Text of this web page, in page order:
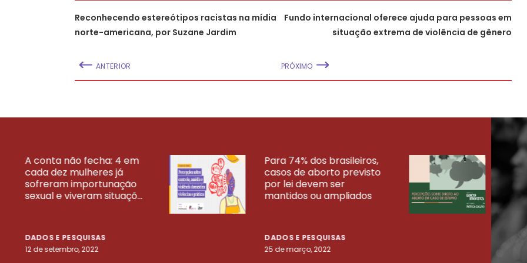
Reconhecendo estereótipos racistas na mídia
norte-americana, por Suzane Jardim
ANTERIOR
Fundo internacional oferece ajuda para pessoas em
situação extrema de violência de gênero
PRÓXIMO
A conta não fecha: 4 em
cada dez mulheres já
sofreram importunação
sexual e viveram situaçõ...
DADOS E PESQUISAS
12 de setembro, 2022
Para 74% dos brasileiros,
casos de aborto previsto
por lei devem ser
mantidos ou ampliados
DADOS E PESQUISAS
25 de março, 2022
23
VEJA MAIS PESQUISAS